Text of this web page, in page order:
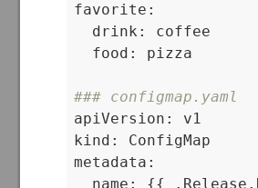
favorite:
  drink: coffee
  food: pizza
### configmap.yaml
apiVersion: v1
kind: ConfigMap
metadata:
name: {{